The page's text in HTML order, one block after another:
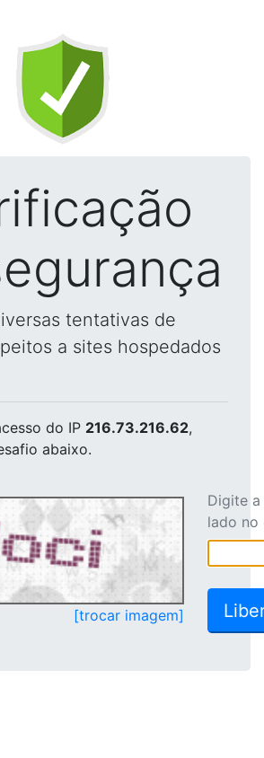
tentativas de
a sites hospedados
do IP 216.73.216.62,
abaixo.
[trocar imagem]
Digite
lado no